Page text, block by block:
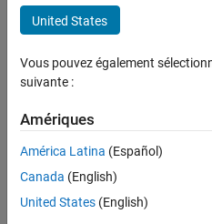
FILTRER PAR
Programme destiné aux nouvelles carrières (EDG)
Technologies de l’information
Infrastructure et architecture
Actuellement,
aucune
offre
d'emploi
United States
Vous pouvez également
suivante :
Amériques
América Latina (Español)
Canada (English)
United States (English)